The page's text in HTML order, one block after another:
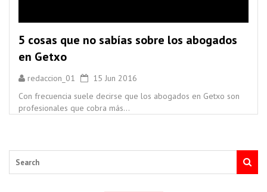
5 cosas que no sabías sobre los abogados
en Getxo
redaccion_01
15 Jun 2016
Con frecuencia suele decirse que los abogados en Getxo son
profesionales que cobra más...